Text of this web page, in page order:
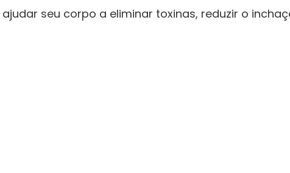
seu corpo a eliminar toxinas, reduzir o